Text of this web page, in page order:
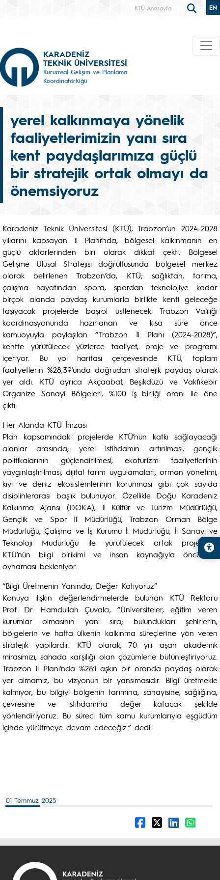
KTÜ Anasayfa EN
KARADENİZ
TEKNİK ÜNİVERSİTESİ
Kurumsal Gelişim ve Planlama
Koordinatörlüğü
yerel kalkınmaya yönelik
faaliyetlerimizin yanı sıra
kent paydaşlarımıza güçlü
bir stratejik ortak olmayı da
önemsiyoruz
Karadeniz Teknik Üniversitesi (KTÜ), Trabzon’un 2024-2028
yıllarını kapsayan İl Planı’nda, bölgesel kalkınmanın en
güçlü aktörlerinden biri olarak dikkat çekti. Bölgesel
Gelişme Ulusal Stratejisi doğrultusunda bölgesel merkez
olarak belirlenen Trabzon’da, KTÜ; sağlıktan, tarıma,
çalışma hayatından spora, spordan teknolojiye kadar
birçok alanda paydaş kurumlarla birlikte kenti geleceğe
taşıyacak projelerde başrol üstlenecek. Trabzon Valiliği
koordinasyonunda hazırlanan ve kısa süre önce
kamuoyuyla paylaşılan “Trabzon İl Planı (2024-2028)”,
kentte yürütülecek yüzlerce faaliyet, proje ve programı
içeriyor. Bu yol haritası çerçevesinde KTÜ, toplam
faaliyetlerin %28,39’unda doğrudan stratejik paydaş olarak
yer aldı. KTÜ ayrıca Akçaabat, Beşikdüzü ve Vakfıkebir
Organize Sanayi Bölgeleri, %100 iş birliği oranı ile öne
çıktı.
Her Alanda KTÜ İmzası
Plan kapsamındaki projelerde KTÜ’nün katkı sağlayacağı
alanlar arasında; yerel istihdamın artırılması, gençlik
politikalarının güçlendirilmesi, ekoturizm faaliyetlerinin
yaygınlaştırılması, dijital tarım uygulamaları, orman yönetimi,
kıyı ve deniz ekosistemlerinin korunması gibi çok sayıda
disiplinlerarası başlık bulunuyor. Özellikle Doğu Karadeniz
Kalkınma Ajansı (DOKA), İl Kültür ve Turizm Müdürlüğü,
Gençlik ve Spor İl Müdürlüğü, Trabzon Orman Bölge
Müdürlüğü, Çalışma ve İş Kurumu İl Müdürlüğü, İl Sanayi ve
Teknoloji Müdürlüğü ile yürütülecek ortak projelerde
KTÜ’nün bilgi birikimi ve insan kaynağıyla öncü rol
oynaması bekleniyor.
“Bilgi Üretmenin Yanında, Değer Katıyoruz”
Konuya ilişkin değerlendirmelerde bulunan KTÜ Rektörü
Prof. Dr. Hamdullah Çuvalcı, “Üniversiteler, eğitim veren
kurumlar olmasının yanı sıra; bulundukları şehirlerin,
bölgelerin ve hatta ülkenin kalkınma süreçlerine yön veren
stratejik yapılardır. KTÜ olarak, 70 yılı aşan akademik
mirasımızı, sahada karşılığı olan çözümlerle bütünleştiriyoruz.
Trabzon İl Planı’nda %28’i aşkın bir oranda paydaş olarak
yer almamız, bu vizyonun bir yansımasıdır. Bilgi üretmekle
kalmıyor, bu bilgiyi bölgenin tarımına, sanayisine, sağlığına,
çevresine ve istihdamına değer katacak şekilde
yönlendiriyoruz. Bu süreci tüm kamu kurumlarıyla eşgüdüm
içinde yürütmeye devam edeceğiz.” dedi.
01 Temmuz 2025